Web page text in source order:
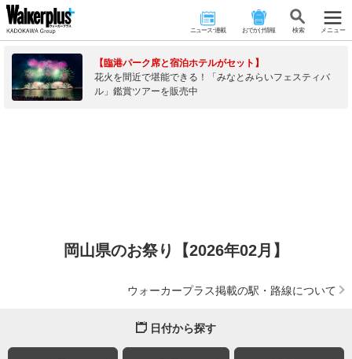
ニュース･連載 おでかけ情報 検 索 メニュー
【臨港パーク席と宿泊ホテルがセット】
花火を間近で堪能できる！「みなとみらいフェスティバ
ル」鑑賞ツアーを販売中
岡山県のお祭り【2026年02月】
ウォーカープラス掲載の駅・路線について
日付から探す